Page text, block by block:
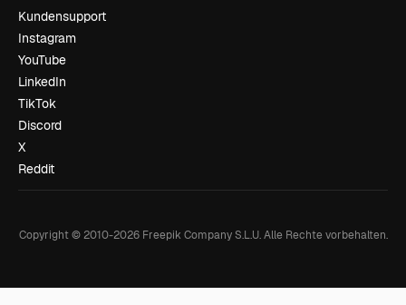
Kundensupport
Instagram
YouTube
LinkedIn
TikTok
Discord
X
Reddit
Copyright © 2010-2026Freepik Company S.L.U. Alle Rechte vorbehalten.